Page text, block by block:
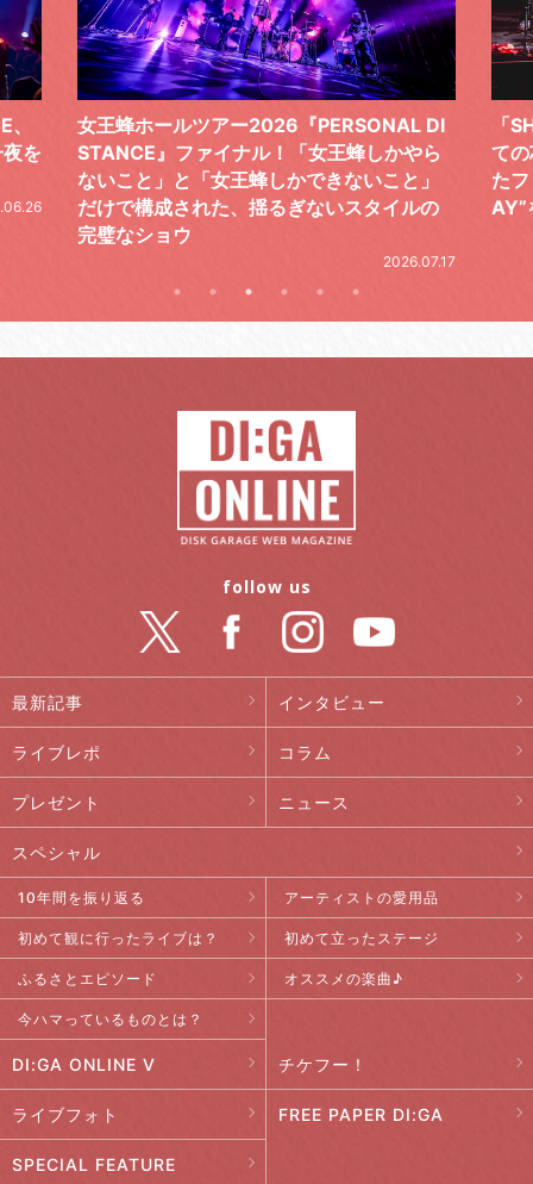
ら
の
「SHISHAMOでした!!!」ロックバンドとし
ての芯を貫き通し、笑顔と感謝で泳ぎ切っ
たファイナルライブ、DAY2“GOODBYE D
AY”をレポート
気
レ
最新記事 インタビュー
ライブレポ コラム
プレゼント ニュース
スペシャル
10年間を振り返る アーティストの愛用品
初めて観に行ったライブは？ 初めて立ったステージ
ふるさとエピソード オススメの楽曲♪
今ハマっているものとは？
DI:GA ONLINE V チケフー！
ライブフォト FREE PAPER DI:GA
SPECIAL FEATURE
follow us